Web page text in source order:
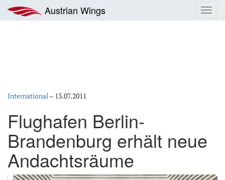
Inhalt
springen
Austrian Wings
International– 13.07.2011
Flughafen Berlin-
Brandenburg erhält neue
Andachtsräume